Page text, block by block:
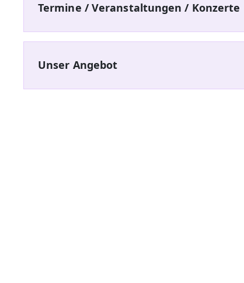
Termine / Veranstaltungen / Konzerte
Unser Angebot